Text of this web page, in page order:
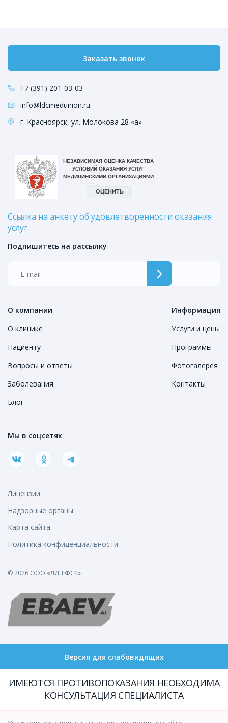
Заказать звонок
+7 (391) 201-03-03
info@ldcmedunion.ru
г. Красноярск, ул. Молокова 28 «а»
Ссылка на анкету об удовлетворенности оказания
услуг
О компании
О клинике
Пациенту
Вопросы и ответы
Заболевания
Блог
Информация
Услуги и цены
Программы
Фотогалерея
Контакты
Подпишитесь на рассылку
Мы в соцсетях
Лицензии
Надзорные органы
Карта сайта
Политика конфиденциальности
© 2026 ООО «ЛДЦ ФСК»
Версия для слабовидящих
ИМЕЮТСЯ ПРОТИВОПОКАЗАНИЯ НЕОБХОДИМА
КОНСУЛЬТАЦИЯ СПЕЦИАЛИСТА